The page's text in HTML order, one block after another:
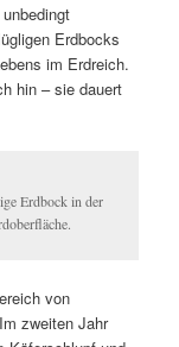
Erdbocks
im Erdreich.
hin – sie dauert
Erdbock in der
von
zweiten Jahr